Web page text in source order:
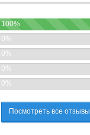
100%
0%
0%
0%
0%
Посмотреть все отзывы